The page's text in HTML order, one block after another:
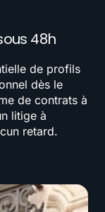
48h
de profils
dès le
de contrats à
litige à
retard.